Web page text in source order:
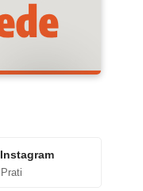
Instagram
Prati